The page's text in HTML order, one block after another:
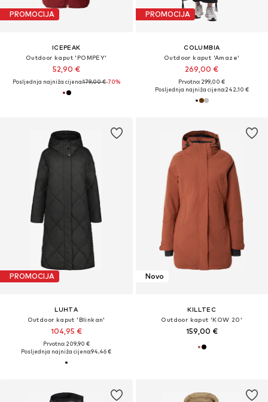
PROMOCIJA
ICEPEAK
Outdoor kaput 'POMPEY'
52,90 €
Posljednja najniža cijena:179,00 €-70%
PROMOCIJA
COLUMBIA
Outdoor kaput 'Amaze'
269,00 €
Prvotno: 299,00 €
Posljednja najniža cijena:242,10 €
PROMOCIJA
LUHTA
Outdoor kaput 'Blinkan'
104,95 €
Prvotno: 209,90 €
Posljednja najniža cijena:94,46 €
Novo
KILLTEC
Outdoor kaput 'KOW 20'
159,00 €